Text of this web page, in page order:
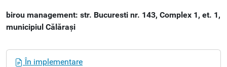
birou management: str. Bucuresti nr. 143, Complex 1, et. 1,
municipiul Călărași
În implementare